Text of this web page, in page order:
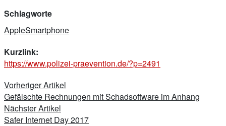
Schlagworte
AppleSmartphone
Kurzlink:
https://www.polizei-praevention.de/?p=2491
Beitragsnavigation
Vorheriger Artikel
Gefälschte Rechnungen mit Schadsoftware im Anhang
Nächster Artikel
Safer Internet Day 2017